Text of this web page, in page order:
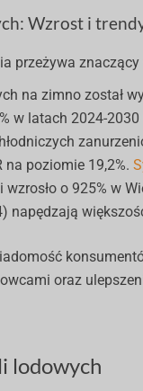
Wzrost i
przeżywa
na zimno został
w latach 2024-2030
na poziomie 19,2%.
o 925% w
napędzają
oraz
lodowych